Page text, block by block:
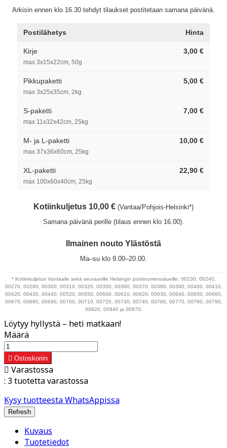
Arkisin ennen klo 16.30 tehdyt tilaukset postitetaan samana päivänä.
Postilähetys Hinta
Kirje
max 3x15x22cm, 50g
3,00 €
Pikkupaketti
max 3x25x35cm, 2kg
5,00 €
S-paketti
max 11x32x42cm, 25kg
7,00 €
M- ja L-paketti
max 37x36x60cm, 25kg
10,00 €
XL-paketti
max 100x60x40cm, 25kg
22,90 €
Kotiinkuljetus 10,00 € (Vantaa/Pohjois-Helsinki*)
Samana päivänä perille (tilaus ennen klo 16.00).
Ilmainen nouto Ylästöstä
Ma–su klo 9.00–20.00.
* Kotiinkuljetus Vantaalle sekä seuraaville Helsingin postinumeroalueille: 00230, 00240,
00270, 00280, 00300, 00310, 00320, 00350, 00360, 00370, 00380, 00390, 00400, 00410,
00420, 00430, 00440, 00520, 00550, 00600, 00610, 00620, 00630, 00640, 00650, 00660,
00670, 00680, 00690, 00700, 00710, 00720, 00730, 00740, 00760, 00770, 00780, 00790,
00920, 00940 ja 00970.
Löytyy hyllystä – heti matkaan!
Määrä
 Ostoskoriin
 Varastossa
: 3 tuotetta varastossa
Kysy tuotteesta WhatsAppissa
Kuvaus
Tuotetiedot